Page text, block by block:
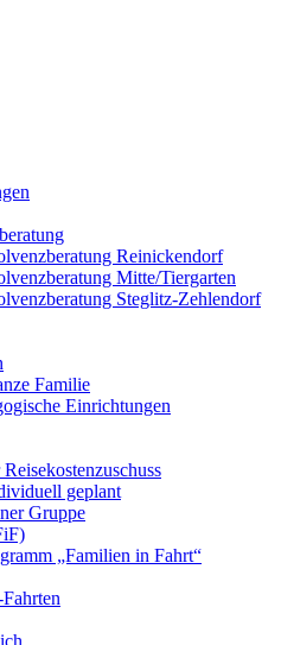
Reinickendorf
Mitte/Tiergarten
Steglitz-Zehlendorf
Familie
Einrichtungen
geplant
Gruppe
„Familien in Fahrt“